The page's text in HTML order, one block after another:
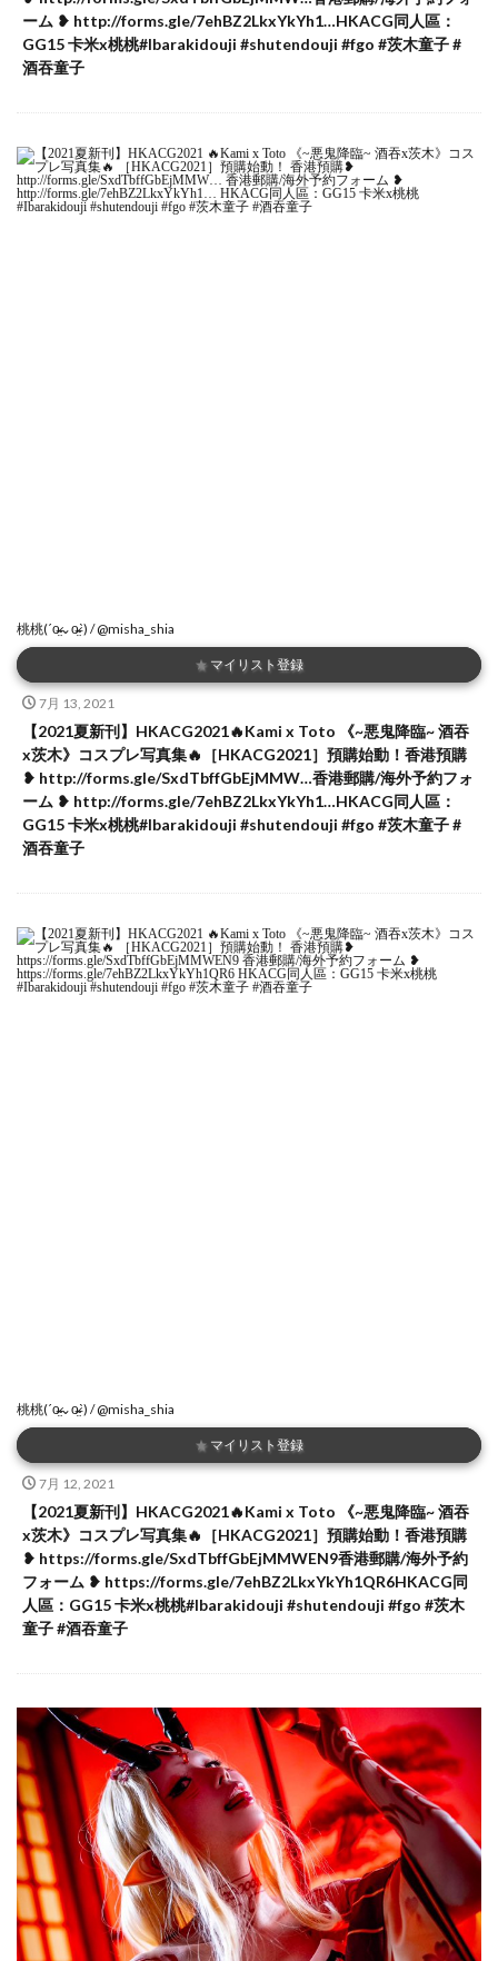
ーム ❥ http://forms.gle/7ehBZ2LkxYkYh1…HKACG同人區：
GG15 卡米x桃桃#Ibarakidouji #shutendouji #fgo #茨木童子 #
酒吞童子
桃桃(ˊo̴̶̷̤⌄o̴̶̷̤ˋ) / @misha_shia
★ マイリスト登録
7月 13, 2021
【2021夏新刊】HKACG2021🔥Kami x Toto 《~悪鬼降臨~ 酒吞
x茨木》コスプレ写真集🔥［HKACG2021］預購始動！香港預購
❥ http://forms.gle/SxdTbffGbEjMMW…香港郵購/海外予約フォ
ーム ❥ http://forms.gle/7ehBZ2LkxYkYh1…HKACG同人區：
GG15 卡米x桃桃#Ibarakidouji #shutendouji #fgo #茨木童子 #
酒吞童子
桃桃(ˊo̴̶̷̤⌄o̴̶̷̤ˋ) / @misha_shia
★ マイリスト登録
7月 12, 2021
【2021夏新刊】HKACG2021🔥Kami x Toto 《~悪鬼降臨~ 酒吞
x茨木》コスプレ写真集🔥［HKACG2021］預購始動！香港預購
❥ https://forms.gle/SxdTbffGbEjMMWEN9香港郵購/海外予約
フォーム ❥ https://forms.gle/7ehBZ2LkxYkYh1QR6HKACG同
人區：GG15 卡米x桃桃#Ibarakidouji #shutendouji #fgo #茨木
童子 #酒吞童子